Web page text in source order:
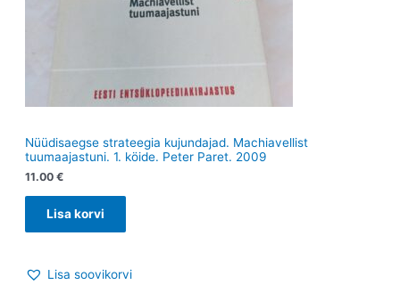
Nüüdisaegse strateegia kujundajad. Machiavellist
tuumaajastuni. 1. köide. Peter Paret. 2009
11.00 €
Lisa korvi
Lisa soovikorvi